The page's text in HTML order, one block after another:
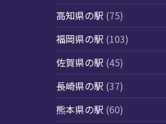
高知県の駅 (75)
福岡県の駅 (103)
佐賀県の駅 (45)
長崎県の駅 (37)
熊本県の駅 (60)